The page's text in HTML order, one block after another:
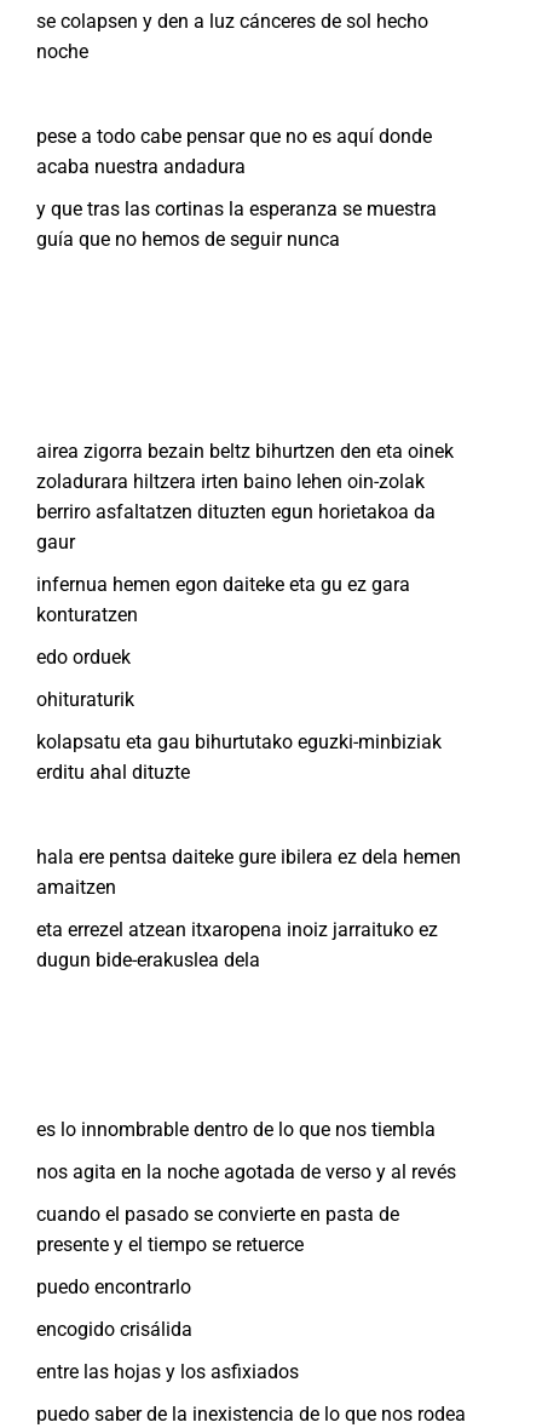
se colapsen y den a luz cánceres de sol hecho
noche
pese a todo cabe pensar que no es aquí donde
acaba nuestra andadura
y que tras las cortinas la esperanza se muestra
guía que no hemos de seguir nunca
airea zigorra bezain beltz bihurtzen den eta oinek
zoladurara hiltzera irten baino lehen oin-zolak
berriro asfaltatzen dituzten egun horietakoa da
gaur
infernua hemen egon daiteke eta gu ez gara
konturatzen
edo orduek
ohituraturik
kolapsatu eta gau bihurtutako eguzki-minbiziak
erditu ahal dituzte
hala ere pentsa daiteke gure ibilera ez dela hemen
amaitzen
eta errezel atzean itxaropena inoiz jarraituko ez
dugun bide-erakuslea dela
es lo innombrable dentro de lo que nos tiembla
nos agita en la noche agotada de verso y al revés
cuando el pasado se convierte en pasta de
presente y el tiempo se retuerce
puedo encontrarlo
encogido crisálida
entre las hojas y los asfixiados
puedo saber de la inexistencia de lo que nos rodea